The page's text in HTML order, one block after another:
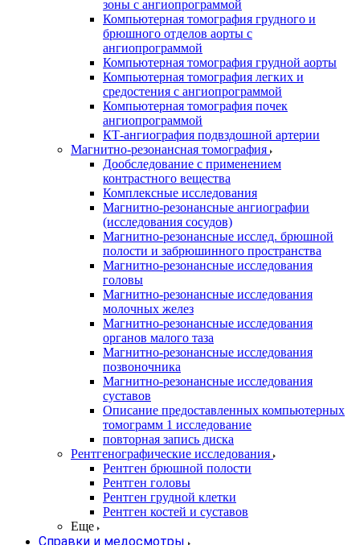
зоны с ангиопрограммой
Компьютерная томография грудного и
брюшного отделов аорты с
ангиопрограммой
Компьютерная томография грудной аорты
Компьютерная томография легких и
средостения с ангиопрограммой
Компьютерная томография почек
ангиопрограммой
КТ-ангиография подвздошной артерии
Магнитно-резонансная томография
Дообследование с применением
контрастного вещества
Комплексные исследования
Магнитно-резонансные ангиографии
(исследования сосудов)
Магнитно-резонансные исслед. брюшной
полости и забрюшинного пространства
Магнитно-резонансные исследования
головы
Магнитно-резонансные исследования
молочных желез
Магнитно-резонансные исследования
органов малого таза
Магнитно-резонансные исследования
позвоночника
Магнитно-резонансные исследования
суставов
Описание предоставленных компьютерных
томограмм 1 исследование
повторная запись диска
Рентгенографические исследования
Рентген брюшной полости
Рентген головы
Рентген грудной клетки
Рентген костей и суставов
Еще
Справки и медосмотры